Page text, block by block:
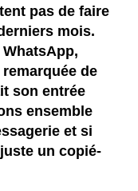
pas de faire
mois.
de
son entrée
ensemble
et si
un copié-